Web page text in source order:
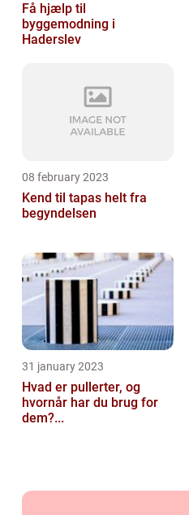
Få hjælp til
byggemodning i
Haderslev
08 february 2023
Kend til tapas helt fra
begyndelsen
31 january 2023
Hvad er pullerter, og
hvornår har du brug for
dem?...